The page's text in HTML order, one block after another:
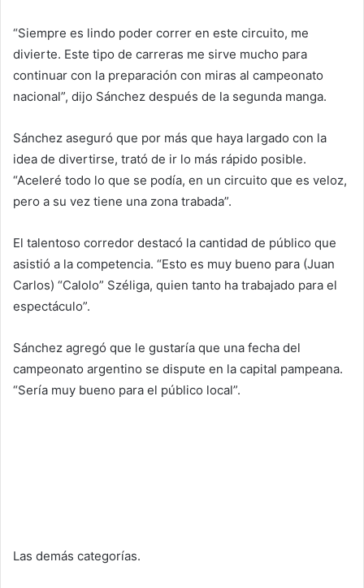
“Siempre es lindo poder correr en este circuito, me
divierte. Este tipo de carreras me sirve mucho para
continuar con la preparación con miras al campeonato
nacional”, dijo Sánchez después de la segunda manga.
Sánchez aseguró que por más que haya largado con la
idea de divertirse, trató de ir lo más rápido posible.
“Aceleré todo lo que se podía, en un circuito que es veloz,
pero a su vez tiene una zona trabada”.
El talentoso corredor destacó la cantidad de público que
asistió a la competencia. “Esto es muy bueno para (Juan
Carlos) “Calolo” Széliga, quien tanto ha trabajado para el
espectáculo”.
Sánchez agregó que le gustaría que una fecha del
campeonato argentino se dispute en la capital pampeana.
“Sería muy bueno para el público local”.
Las demás categorías.